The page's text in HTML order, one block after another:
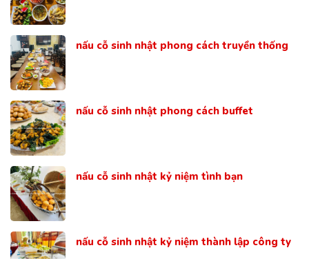
nấu cỗ sinh nhật phong cách truyền thống
nấu cỗ sinh nhật phong cách buffet
nấu cỗ sinh nhật kỷ niệm tình bạn
nấu cỗ sinh nhật kỷ niệm thành lập công ty